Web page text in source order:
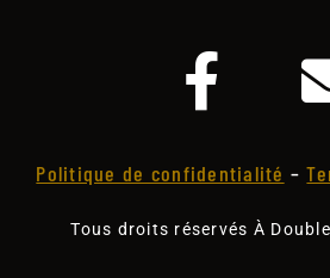
Politique de confidentialité –
Tous droits réservés À